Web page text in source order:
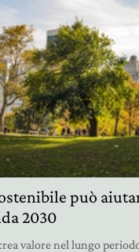
può
2030
valore nel lungo